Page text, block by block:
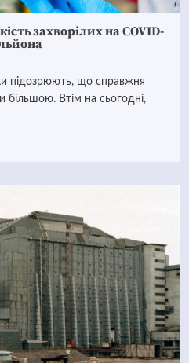
захворілих на COVID-
підозрюють, що справжня
Втім на сьогодні,